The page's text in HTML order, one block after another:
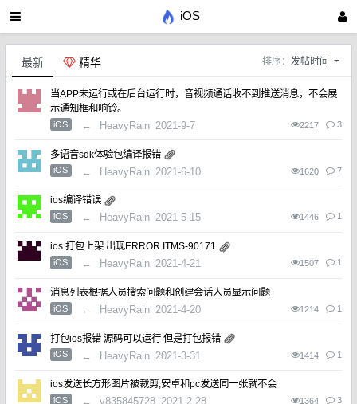
iOS
最新 精华 排序： 发帖时间
当APP未运行或在后台运行时，音视频通话收不到推送消息，不会展
示通知框和响铃。
iOS ← HeavyRain 2021-9-7 2217 3
多语音sdk体验包编译报错
iOS ← HeavyRain 2021-6-10 1620 7
ios编译错误
iOS ← HeavyRain 2021-5-15 1446 1
ios 打包上架 出现ERROR ITMS-90171
iOS ← HeavyRain 2021-4-21 1507 1
消息列表根据人员搜索问题和创建会话人员显示问题
iOS ← HeavyRain 2021-4-20 1214 1
打包ios报错 源码可以运行 但是打包报错
iOS ← HeavyRain 2021-3-31 1414 1
ios发送长方形图片被裁剪,安卓和pc发送同一张就不会
iOS ← v835845728 2021-2-28 1364 3